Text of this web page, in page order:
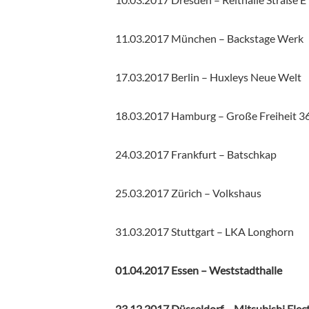
11.03.2017 München – Backstage Werk
17.03.2017 Berlin – Huxleys Neue Welt
18.03.2017 Hamburg – Große Freiheit
24.03.2017 Frankfurt – Batschkap
25.03.2017 Zürich – Volkshaus
31.03.2017 Stuttgart – LKA Longhorn
01.04.2017 Essen – Weststadthalle